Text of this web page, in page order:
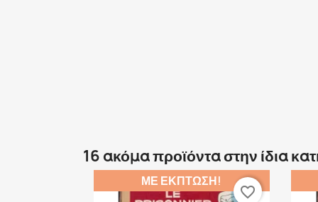
16 ακόμα προϊόντα στην ίδια
ΜΕ ΈΚΠΤΩΣΗ!
favorite_border